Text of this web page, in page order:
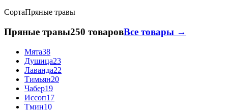
СортаПряные травы
Пряные травы250 товаровВсе товары →
Мята38
Душица23
Лаванда22
Тимьян20
Чабер19
Иссоп17
Тмин10